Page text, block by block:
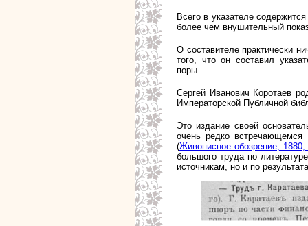
Всего в указателе
более чем внушительный
О составителе практически
того, что он составил
поры.
Сергей Иванович Коротаев
Императорской Публичной
Это издание своей
очень редко встречающемся
(Живописное обозрение,
большого труда по
источникам, но и по